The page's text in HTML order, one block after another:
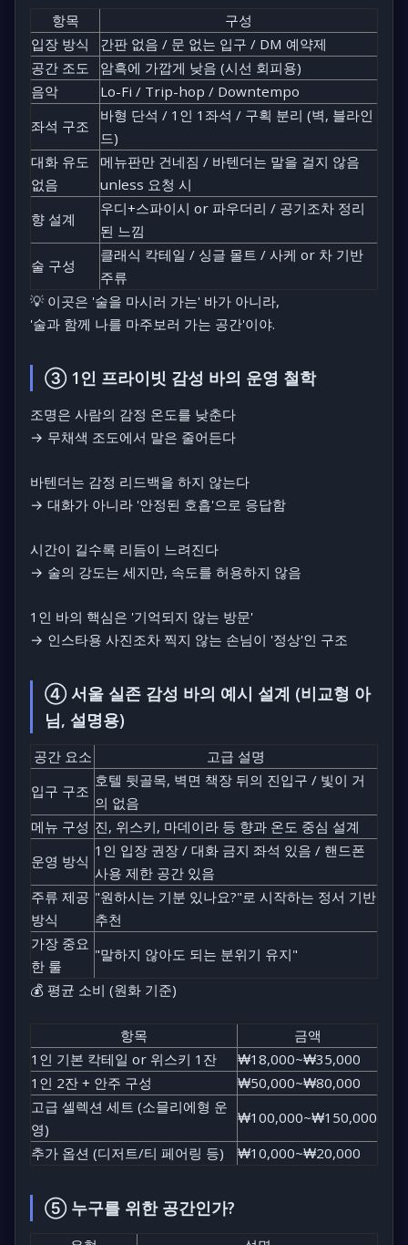
항목
구성
입장 방식
간판 없음 / 문 없는 입구 / DM 예약제
공간 조도
암흑에 가깝게 낮음 (시선 회피용)
음악
Lo-Fi / Trip-hop / Downtempo
좌석 구조
바형 단석 / 1인 1좌석 / 구획 분리 (벽, 블라인
드)
대화 유도
없음
메뉴판만 건네짐 / 바텐더는 말을 걸지 않음
unless 요청 시
향 설계
우디+스파이시 or 파우더리 / 공기조차 정리
된 느낌
술 구성
클래식 칵테일 / 싱글 몰트 / 사케 or 차 기반
주류
💡 이곳은 '술을 마시러 가는' 바가 아니라,
'술과 함께 나를 마주보러 가는 공간'이야.
③ 1인 프라이빗 감성 바의 운영 철학
조명은 사람의 감정 온도를 낮춘다
→ 무채색 조도에서 말은 줄어든다
바텐더는 감정 리드백을 하지 않는다
→ 대화가 아니라 '안정된 호흡'으로 응답함
시간이 길수록 리듬이 느려진다
→ 술의 강도는 세지만, 속도를 허용하지 않음
1인 바의 핵심은 '기억되지 않는 방문'
→ 인스타용 사진조차 찍지 않는 손님이 '정상'인 구조
④ 서울 실존 감성 바의 예시 설계 (비교형 아
님, 설명용)
공간 요소
고급 설명
입구 구조
호텔 뒷골목, 벽면 책장 뒤의 진입구 / 빛이 거
의 없음
메뉴 구성 진, 위스키, 마데이라 등 향과 온도 중심 설계
운영 방식
1인 입장 권장 / 대화 금지 좌석 있음 / 핸드폰
사용 제한 공간 있음
주류 제공
방식
"원하시는 기분 있나요?"로 시작하는 정서 기반
추천
가장 중요
한 룰
"말하지 않아도 되는 분위기 유지"
💰 평균 소비 (원화 기준)
항목
금액
1인 기본 칵테일 or 위스키 1잔
₩18,000~₩35,000
1인 2잔 + 안주 구성
₩50,000~₩80,000
고급 셀렉션 세트 (소믈리에형 운
영)
₩100,000~₩150,000
추가 옵션 (디저트/티 페어링 등)
₩10,000~₩20,000
⑤ 누구를 위한 공간인가?